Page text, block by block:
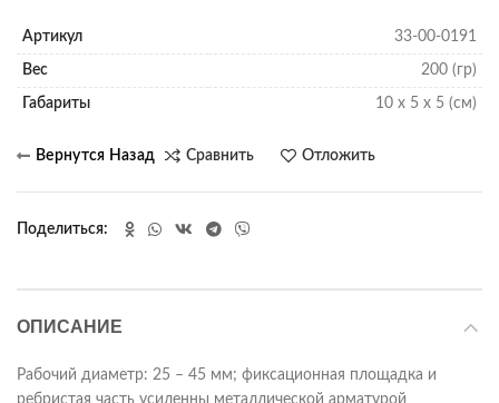
Артикул 33-00-0191
Вес 200 (гр)
Габариты 10 x 5 x 5 (см)
Сравнить Отложить
Поделиться
ОПИСАНИЕ
Рабочий диаметр: 25 – 45 мм; фиксационная площадка и
ребристая часть усиленны металлической арматурой